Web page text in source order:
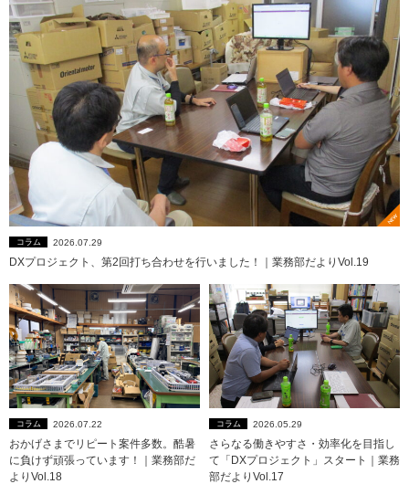
コラム 2026.07.29
DXプロジェクト、第2回打ち合わせを行いました！｜業務部だよりVol.19
コラム 2026.07.22
おかげさまでリピート案件多数。酷暑
に負けず頑張っています！｜業務部だ
よりVol.18
コラム 2026.05.29
さらなる働きやすさ・効率化を目指し
て「DXプロジェクト」スタート｜業務
部だよりVol.17